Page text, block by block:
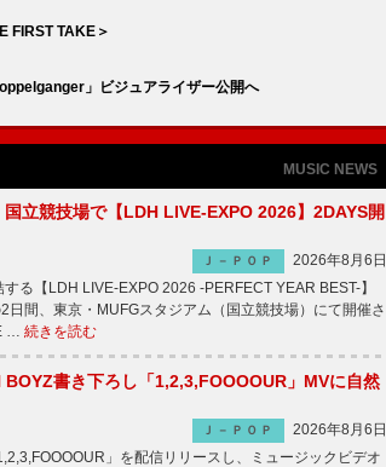
FIRST TAKE＞
」ビジュアライザー公開へ
MUSIC NEWS
立競技場で【LDH LIVE-EXPO 2026】2DAYS開
Ｊ－ＰＯＰ
2026年8月6日
る【LDH LIVE-EXPO 2026 -PERFECT YEAR BEST-】
間、東京・MUFGスタジアム（国立競技場）にて開催さ
… 続きを読む
書き下ろし「1,2,3,FOOOOUR」MVに自然
Ｊ－ＰＯＰ
2026年8月6日
」を配信リリースし、ミュージックビデオ